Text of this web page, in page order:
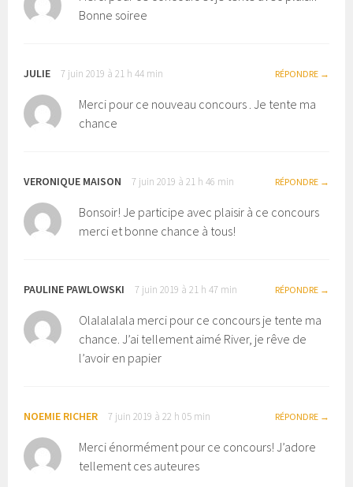
Bonne soiree
JULIE 7 juin 2019 à 21 h 44 min RÉPONDRE
Merci pour ce nouveau concours . Je tente ma
chance
VERONIQUE MAISON 7 juin 2019 à 21 h 46 min RÉPONDRE
Bonsoir! Je participe avec plaisir à ce concours
merci et bonne chance à tous!
PAULINE PAWLOWSKI 7 juin 2019 à 21 h 47 min RÉPONDRE
Olalalalala merci pour ce concours je tente ma
chance. J’ai tellement aimé River, je rêve de
l’avoir en papier
NOEMIE RICHER 7 juin 2019 à 22 h 05 min RÉPONDRE
Merci énormément pour ce concours! J’adore
tellement ces auteures